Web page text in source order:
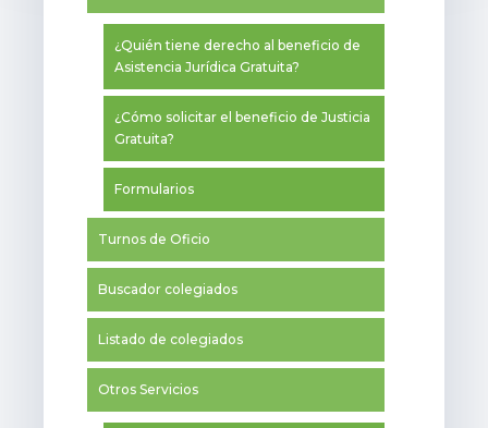
¿Quién tiene derecho al beneficio de
Asistencia Jurídica Gratuita?
¿Cómo solicitar el beneficio de Justicia
Gratuita?
Formularios
Turnos de Oficio
Buscador colegiados
Listado de colegiados
Otros Servicios